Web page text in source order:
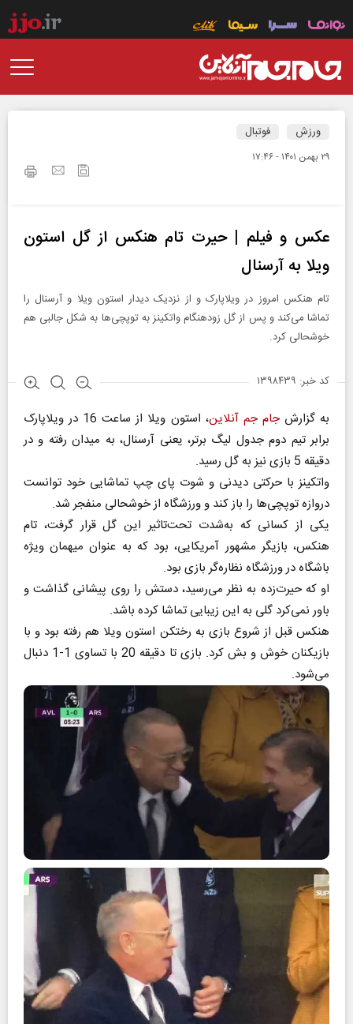
ورزش فوتبال
۲۹ بهمن ۱۴۰۱ - ۱۷:۴۶
عکس و فیلم | حیرت تام هنکس از گل استون
ویلا به آرسنال
تام هنکس امروز در ویلاپارک و از نزدیک دیدار استون ویلا و آرسنال را
تماشا می‌کند و پس از گل زودهنگام واتکینز به توپچی‌ها به شکل جالبی هم
خوشحالی کرد.
کد خبر: ۱۳۹۸۴۳۹
به گزارشجام جم آنلاین
، استون ویلا از ساعت 16 در ویلاپارک
برابر تیم دوم جدول لیگ برتر، یعنی آرسنال، به میدان رفته و در
دقیقه 5 بازی نیز به گل رسید.
واتکینز با حرکتی دیدنی و شوت پای چپ تماشایی خود توانست
دروازه توپچی‌ها را باز کند و ورزشگاه از خوشحالی منفجر شد.
یکی از کسانی که به‌شدت تحت‌تاثیر این گل قرار گرفت، تام
هنکس، بازیگر مشهور آمریکایی، بود که به عنوان میهمان ویژه
باشگاه در ورزشگاه نظاره‌گر بازی بود.
او که حیرت‌زده به نظر می‌رسید، دستش را روی پیشانی گذاشت و
باور نمی‌کرد گلی به این زیبایی تماشا کرده باشد.
هنکس قبل از شروع بازی به رختکن استون ویلا هم رفته بود و با
بازیکنان خوش و بش کرد. بازی تا دقیقه 20 با تساوی 1-1 دنبال
می‌شود.